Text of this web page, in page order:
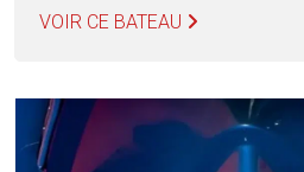
VOIR CE BATEAU